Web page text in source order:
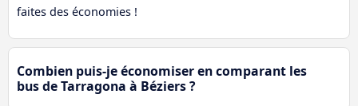
faites des économies !
Combien puis-je économiser en comparant les
bus de Tarragona à Béziers ?